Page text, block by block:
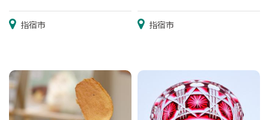
指宿市 指宿市